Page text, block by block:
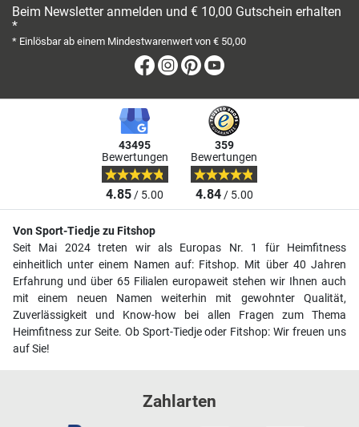
Beim Newsletter anmelden und € 10,00 Gutschein erhalten
*
* Einlösbar ab einem Mindestwarenwert von € 50,00
Facebook
Instagram
Pinterest
43495
Bewertungen
4.85/ 5.00
359
Bewertungen
4.84/ 5.00
Von Sport-Tiedje zu Fitshop
Seit Mai 2024 treten wir als Europas Nr. 1 für Heimfitness
einheitlich unter einem Namen auf: Fitshop. Mit über 40 Jahren
Erfahrung und über 65 Filialen europaweit stehen wir Ihnen auch
mit einem neuen Namen weiterhin mit gewohnter Qualität,
Zuverlässigkeit und Know-how bei allen Fragen zum Thema
Heimfitness zur Seite. Ob Sport-Tiedje oder Fitshop: Wir freuen uns
auf Sie!
Zahlarten